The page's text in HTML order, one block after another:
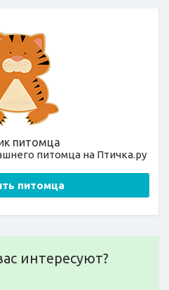
питомца
питомца на Птичка.ру
питомца
интересуют?